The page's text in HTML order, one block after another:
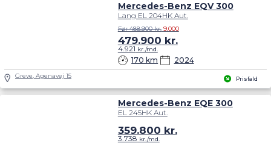
Prisfald
Mercedes-Benz EQV 300
Lang EL 204HK Aut.
170 km 2024
Før 488.900 kr. 9.000
479.900 kr.
4.921 kr./md.
Greve, Agenavej 15
Mercedes-Benz EQE 300
EL 245HK Aut.
359.800 kr.
3.738 kr./md.